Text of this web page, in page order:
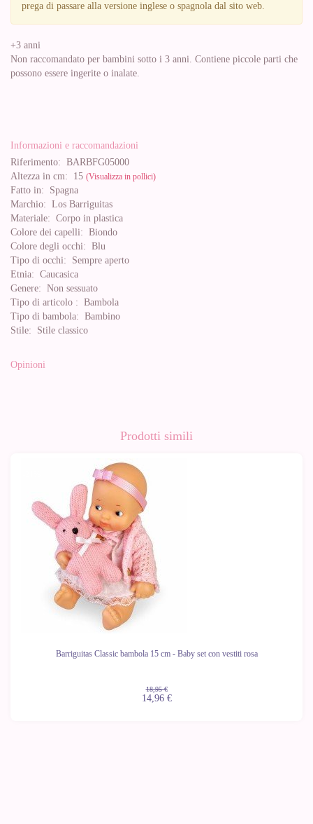
prega di passare alla versione inglese o spagnola dal sito web.
+3 anni
Non raccomandato per bambini sotto i 3 anni. Contiene piccole parti che
possono essere ingerite o inalate.
Informazioni e raccomandazioni
Riferimento: BARBFG05000
Altezza in cm: 15 (Visualizza in pollici)
Fatto in: Spagna
Marchio: Los Barriguitas
Materiale: Corpo in plastica
Colore dei capelli: Biondo
Colore degli occhi: Blu
Tipo di occhi: Sempre aperto
Etnia: Caucasica
Genere: Non sessuato
Tipo di articolo : Bambola
Tipo di bambola: Bambino
Stile: Stile classico
Opinioni
Prodotti simili
Barriguitas Classic bambola 15 cm - Baby set con vestiti rosa
18,95 €
14,96 €